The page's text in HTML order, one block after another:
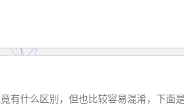
有什么区别，但也比较容易混淆，下面